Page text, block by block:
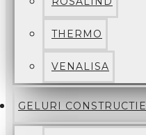
THERMO
VENALISA
GELURI CONSTRUCTIE